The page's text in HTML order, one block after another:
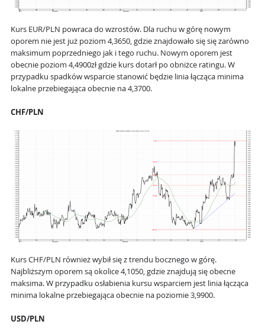
Kurs EUR/PLN powraca do wzrostów. Dla ruchu w górę nowym
oporem nie jest już poziom 4,3650, gdzie znajdowało się się zarówno
maksimum poprzedniego jak i tego ruchu. Nowym oporem jest
obecnie poziom 4,4900zł gdzie kurs dotarł po obniżce ratingu. W
przypadku spadków wsparcie stanowić będzie linia łącząca minima
lokalne przebiegająca obecnie na 4,3700.
CHF/PLN
Kurs CHF/PLN również wybił się z trendu bocznego w górę.
Najbliższym oporem są okolice 4,1050, gdzie znajdują się obecne
maksima. W przypadku osłabienia kursu wsparciem jest linia łącząca
minima lokalne przebiegająca obecnie na poziomie 3,9900.
USD/PLN